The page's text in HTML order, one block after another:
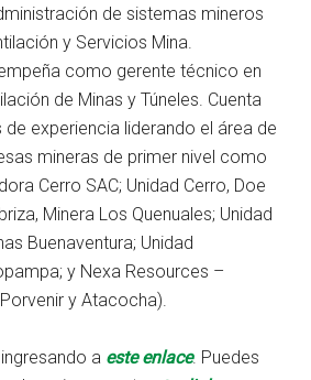
de sistemas mineros
y Servicios Mina.
como gerente técnico en
de Minas y Túneles. Cuenta
experiencia liderando el área de
mineras de primer nivel como
Cerro SAC; Unidad Cerro, Doe
Minera Los Quenuales; Unidad
Buenaventura; Unidad
y Nexa Resources –
y Atacocha).
a este enlace. Puedes